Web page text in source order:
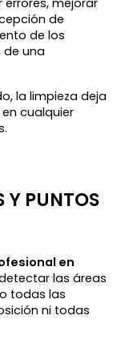
mejorar
de
de los
una
la limpieza deja
cualquier
Y PUNTOS
en
las áreas
todas las
ni todas